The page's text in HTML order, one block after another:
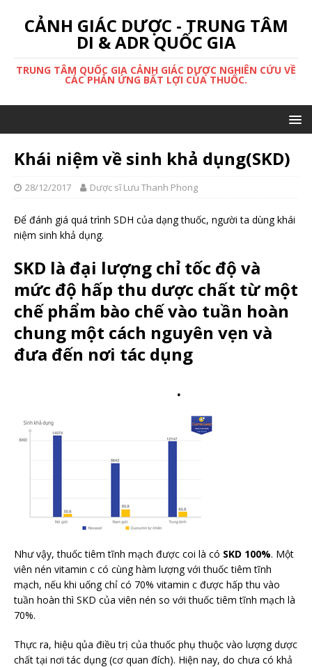
CẢNH GIÁC DƯỢC - TRUNG TÂM
DI & ADR QUỐC GIA
TRUNG TÂM QUỐC GIA CẢNH GIÁC DƯỢC NGHIÊN CỨU VỀ
CÁC PHẢN ỨNG BẤT LỢI CỦA THUỐC.
Khái niệm về sinh khả dụng(SKD)
28/12/2017 Dược sĩ Lưu Thanh Phong
Để đánh giá quá trình SDH của dạng thuốc, người ta dùng khái
niệm sinh khả dụng.
SKD là đại lượng chỉ tốc độ và
mức độ hấp thu dược chất từ một
chế phẩm bào chế vào tuần hoàn
chung một cách nguyên vẹn và
đưa đến nơi tác dụng
.
Như vậy, thuốc tiêm tĩnh mạch được coi là có SKD 100%. Một
viên nén vitamin c có cùng hàm lượng với thuốc tiêm tĩnh
mạch, nếu khi uống chỉ có 70% vitamin c được hấp thu vào
tuần hoàn thì SKD của viên nén so với thuốc tiêm tĩnh mạch là
70%.
Thực ra, hiệu qủa điều trị của thuốc phụ thuộc vào lượng dược
chất tại nơi tác dụng (cơ quan đích). Hiện nay, do chưa có khả